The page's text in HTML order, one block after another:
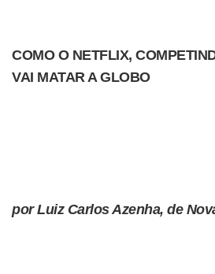
COMO O NETFLIX,
VAI MATAR A GLOBO
por Luiz Carlos Azenha, de